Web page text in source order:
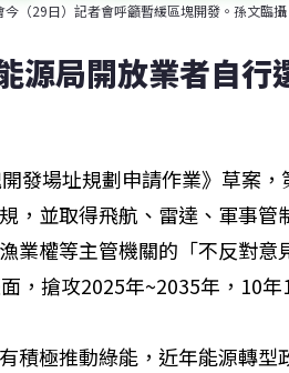
（29日）記者會呼籲暫緩區塊開發。孫文臨攝
源局開放業者自行
開發場址規劃申請作業》草案
，並取得飛航、雷達、軍事管
業權等主管機關的「不反對意
，搶攻2025年~2035年，10年
積極推動綠能，近年能源轉型